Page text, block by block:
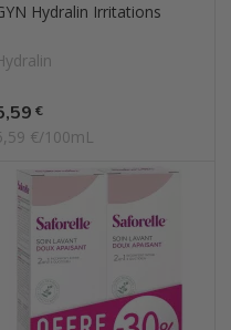
Hydralin Irritations
€
€/100mL